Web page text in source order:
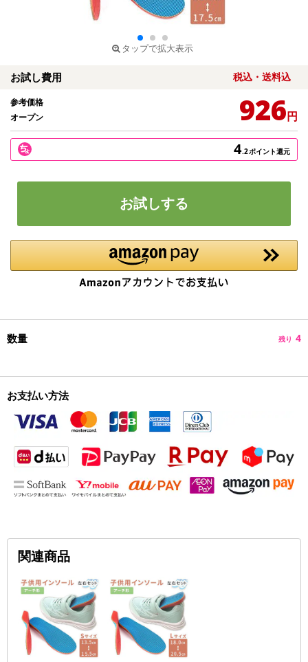
タップで拡大表示
お試し費用 税込・送料込
参考価格
オープン
926円
4.2ポイント還元
お試しする
数量 残り 4
お支払い方法
関連商品